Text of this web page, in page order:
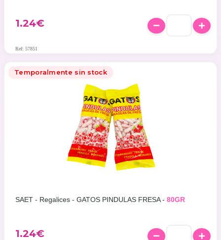
1.24€
Ref: 57851
Temporalmente sin stock
SAET - Regalices - GATOS PINDULAS FRESA - 80GR
1.24€